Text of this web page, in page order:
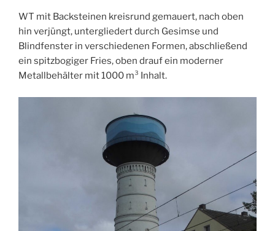
WT mit Backsteinen kreisrund gemauert, nach oben
hin verjüngt, untergliedert durch Gesimse und
Blindfenster in verschiedenen Formen, abschließend
ein spitzbogiger Fries, oben drauf ein moderner
Metallbehälter mit 1000 m³ Inhalt.